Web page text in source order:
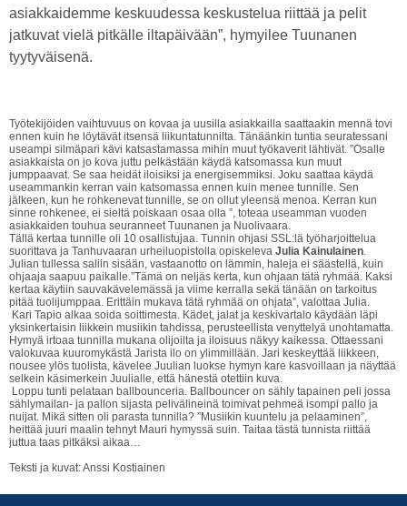
asiakkaidemme keskuudessa keskustelua riittää ja pelit
jatkuvat vielä pitkälle iltapäivään”, hymyilee Tuunanen
tyytyväisenä.
Työtekijöiden vaihtuvuus on kovaa ja uusilla asiakkailla saattaakin mennä tovi
ennen kuin he löytävät itsensä liikuntatunnilta. Tänäänkin tuntia seuratessani
useampi silmäpari kävi katsastamassa mihin muut työkaverit lähtivät. ”Osalle
asiakkaista on jo kova juttu pelkästään käydä katsomassa kun muut
jumppaavat. Se saa heidät iloisiksi ja energisemmiksi. Joku saattaa käydä
useammankin kerran vain katsomassa ennen kuin menee tunnille. Sen
jälkeen, kun he rohkenevat tunnille, se on ollut yleensä menoa. Kerran kun
sinne rohkenee, ei sieltä poiskaan osaa olla ”, toteaa useamman vuoden
asiakkaiden touhua seuranneet Tuunanen ja Nuolivaara.
Tällä kertaa tunnille oli 10 osallistujaa. Tunnin ohjasi SSL:lä työharjoittelua
suorittava ja Tanhuvaaran urheiluopistolla opiskeleva Julia Kainulainen
Julian tullessa saliin sisään, vastaanotto on lämmin, haleja ei säästellä, kuin
ohjaaja saapuu paikalle.”Tämä on neljäs kerta, kun ohjaan tätä ryhmää. Kaksi
kertaa käytiin sauvakävelemässä ja viime kerralla sekä tänään on tarkoitus
pitää tuolijumppaa. Erittäin mukava tätä ryhmää on ohjata”, valottaa Julia.
Kari Tapio alkaa soida soittimesta. Kädet, jalat ja keskivartalo käydään läpi
yksinkertaisin liikkein musiikin tahdissa, perusteellista venyttelyä unohtamatta.
Hymyä irtoaa tunnilla mukana olijoilta ja iloisuus näkyy kaikessa. Ottaessani
valokuvaa kuuromykästä Jarista ilo on ylimmillään. Jari keskeyttää liikkeen,
nousee ylös tuolista, kävelee Juulian luokse hymyn kare kasvoillaan ja näyttää
selkein käsimerkein Juulialle, että hänestä otettiin kuva.
Loppu tunti pelataan ballbounceria. Ballbouncer on sähly tapainen peli jossa
sählymailan- ja pallon sijasta pelivälineinä toimivat pehmeä isompi pallo ja
nuijat. Mikä sitten oli parasta tunnilla? ”Musiikin kuuntelu ja pelaaminen”,
heittää juuri maalin tehnyt Mauri hymyssä suin. Taitaa tästä tunnista riittää
juttua taas pitkäksi aikaa…
Teksti ja kuvat: Anssi Kostiainen